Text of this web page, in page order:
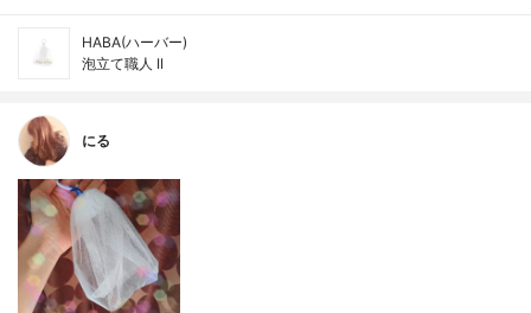
HABA(ハーバー)
泡立て職人 II
にる